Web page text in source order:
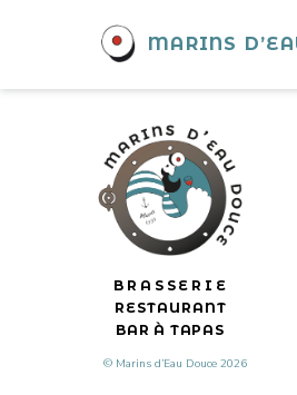
MARINS
SOLINDI
Fondé en 2015, le groupe
BRASSERIE
RESTAURANT
BAR À TAPAS
© Marins d’Eau Douce 2026